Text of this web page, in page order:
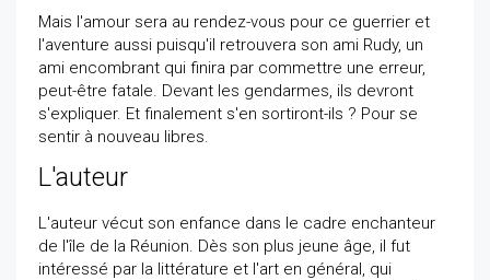
Mais l'amour sera au rendez-vous pour ce guerrier et
l'aventure aussi puisqu'il retrouvera son ami Rudy, un
ami encombrant qui finira par commettre une erreur,
peut-être fatale. Devant les gendarmes, ils devront
s'expliquer. Et finalement s'en sortiront-ils ? Pour se
sentir à nouveau libres.
L'auteur
L'auteur vécut son enfance dans le cadre enchanteur
de l'île de la Réunion. Dès son plus jeune âge, il fut
intéressé par la littérature et l'art en général, qui